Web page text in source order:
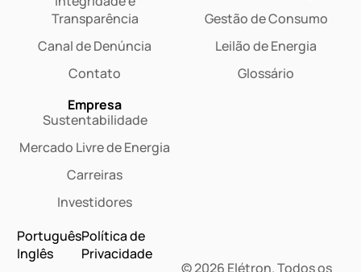
Transparência
Canal de Denúncia
Contato
Gestão de Consumo
Leilão de Energia
Glossário
Empresa
Sustentabilidade
Mercado Livre de Energia
Carreiras
Investidores
Português
Inglês
© 2026 Elétron. Todos os
Política de
Privacidade